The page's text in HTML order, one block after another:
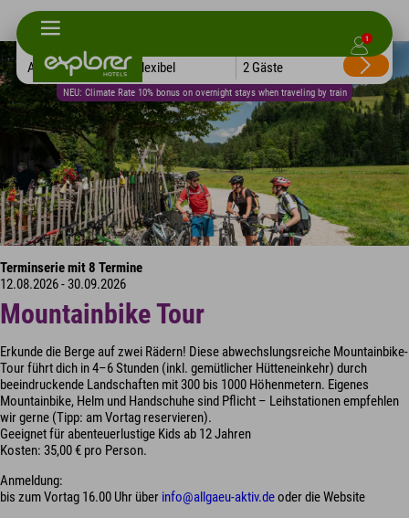
1
NEU: Climate Rate 10% bonus on overnight stays when traveling by train
Alle Hotels Flexibel 2 Gäste
Terminserie mit 8 Termine
12.08.2026 - 30.09.2026
Mountainbike Tour
Erkunde die Berge auf zwei Rädern! Diese abwechslungsreiche Mountainbike-
Tour führt dich in 4–6 Stunden (inkl. gemütlicher Hütteneinkehr) durch
beeindruckende Landschaften mit 300 bis 1000 Höhenmetern. Eigenes
Mountainbike, Helm und Handschuhe sind Pflicht – Leihstationen empfehlen
wir gerne (Tipp: am Vortag reservieren).
Geeignet für abenteuerlustige Kids ab 12 Jahren
Kosten: 35,00 € pro Person.
Anmeldung:
bis zum Vortag 16.00 Uhr über info@allgaeu-aktiv.deoder die Website